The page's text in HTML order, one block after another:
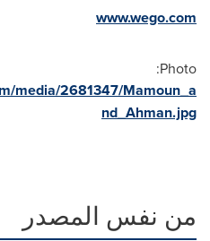
www.wego.com
Photo:
media/2681347/Mamoun_a
nd_Ahman.jpg
من نفس المصدر